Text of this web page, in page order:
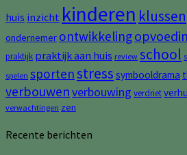
huis inzicht kinderen klussen
ondernemer ontwikkeling
praktijk praktijk aan huis review school
spelen sportenstress symbooldrama
verbouwenverbouwing verdriet
verwachtingen zen
Recente berichten